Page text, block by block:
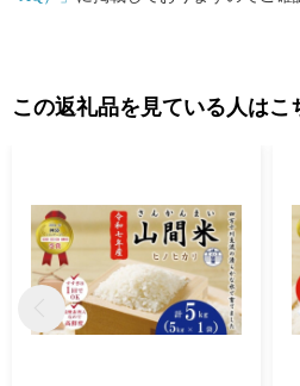
この返礼品を見ている人はこ